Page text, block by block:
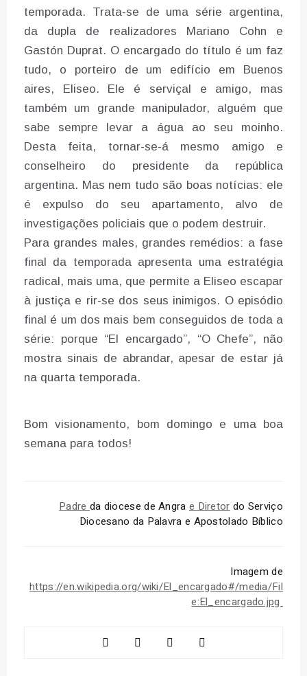
temporada. Trata-se de uma série argentina,
da dupla de realizadores Mariano Cohn e
Gastón Duprat. O encargado do título é um faz
tudo, o porteiro de um edifício em Buenos
aires, Eliseo. Ele é serviçal e amigo, mas
também um grande manipulador, alguém que
sabe sempre levar a água ao seu moinho.
Desta feita, tornar-se-á mesmo amigo e
conselheiro do presidente da república
argentina. Mas nem tudo são boas notícias: ele
é expulso do seu apartamento, alvo de
investigações policiais que o podem destruir.
Para grandes males, grandes remédios: a fase
final da temporada apresenta uma estratégia
radical, mais uma, que permite a Eliseo escapar
à justiça e rir-se dos seus inimigos. O episódio
final é um dos mais bem conseguidos de toda a
série: porque “El encargado”, “O Chefe”, não
mostra sinais de abrandar, apesar de estar já
na quarta temporada.
Bom visionamento, bom domingo e uma boa
semana para todos!
Padre da diocese de Angra e Diretor do Serviço
Diocesano da Palavra e Apostolado Bíblico
Imagem de
https://en.wikipedia.org/wiki/El_encargado#/media/Fil
e:El_encargado.jpg